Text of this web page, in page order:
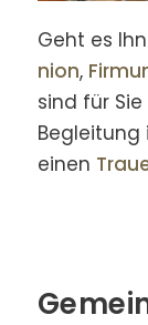
Geht es
nion,
sind für
Begleitung
einen